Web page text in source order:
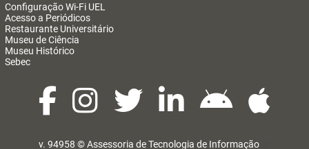
Configuração Wi-Fi UEL
Acesso a Periódicos
Restaurante Universitário
Museu de Ciência
Museu Histórico
Sebec
v. 94958 ©Assessoria de Tecnologia de Informação